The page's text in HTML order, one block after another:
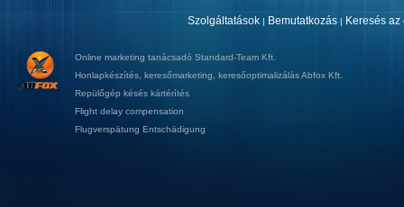
Szolgáltatások | Bemutatkozás | Keresés
Online marketing tanácsadó Standard-Team Kft.
Honlapkészítés keresőmarketing keresőoptimalizálásAbfox Kft.
Repülőgép késés kártérítés
Flight delay compensation
Flugverspätung Entschädigung